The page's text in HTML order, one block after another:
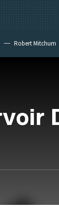
Robert Mitchum